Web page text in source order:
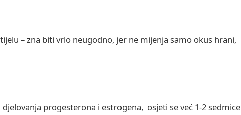
– zna biti vrlo neugodno, jer ne mijenja samo okus hrani,
progesterona i estrogena, osjeti se već 1-2 sedmice